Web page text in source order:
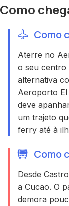
Como
Como
Aterre no
o seu centro
alternativa
Aeroporto
deve
um trajeto
ferry até à
Como
Desde
a Cucao. O
demora